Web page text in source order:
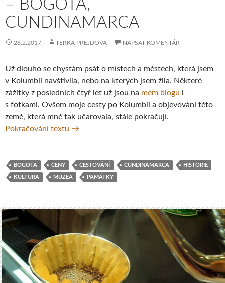
– BOGOTÁ,
CUNDINAMARCA
26.2.2017 TERKA PREJDOVA NAPSAT KOMENTÁŘ
Už dlouho se chystám psát o místech a městech, která jsem
v Kolumbii navštívila, nebo na kterých jsem žila. Některé
zážitky z posledních čtyř let už jsou na mém blogu i
s fotkami. Ovšem moje cesty po Kolumbii a objevování této
země, která mně tak učarovala, stále pokračují.
Pokračování textu Kolumbijské cestopisy I – Bogotá,
→
BOGOTA CENY CESTOVÁNÍ CUNDINAMARCA HISTORIE
KULTURA MUZEA PAMÁTKY